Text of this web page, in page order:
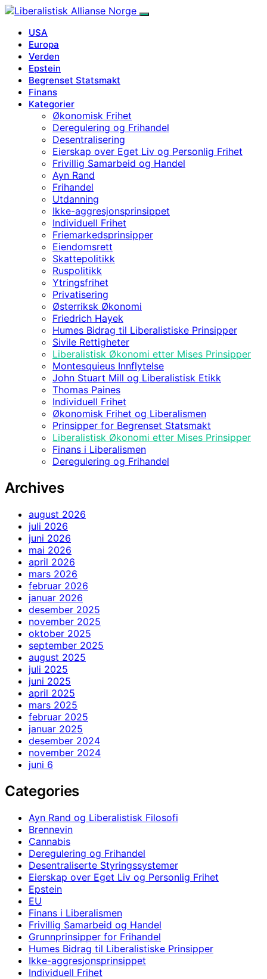
USA
Europa
Verden
Epstein
Begrenset Statsmakt
Finans
Kategorier
Økonomisk Frihet
Deregulering og Frihandel
Desentralisering
Eierskap over Eget Liv og Personlig Frihet
Frivillig Samarbeid og Handel
Ayn Rand
Frihandel
Utdanning
Ikke-aggresjonsprinsippet
Individuell Frihet
Friemarkedsprinsipper
Eiendomsrett
Skattepolitikk
Ruspolitikk
Ytringsfrihet
Privatisering
Østerriksk Økonomi
Friedrich Hayek
Humes Bidrag til Liberalistiske Prinsipper
Sivile Rettigheter
Liberalistisk Økonomi etter Mises Prinsipper
Montesquieus Innflytelse
John Stuart Mill og Liberalistisk Etikk
Thomas Paines
Individuell Frihet
Økonomisk Frihet og Liberalismen
Prinsipper for Begrenset Statsmakt
Liberalistisk Økonomi etter Mises Prinsipper
Finans i Liberalismen
Deregulering og Frihandel
Archives
august 2026
juli 2026
juni 2026
mai 2026
april 2026
mars 2026
februar 2026
januar 2026
desember 2025
november 2025
oktober 2025
september 2025
august 2025
juli 2025
juni 2025
april 2025
mars 2025
februar 2025
januar 2025
desember 2024
november 2024
juni 6
Categories
Ayn Rand og Liberalistisk Filosofi
Brennevin
Cannabis
Deregulering og Frihandel
Desentraliserte Styringssystemer
Eierskap over Eget Liv og Personlig Frihet
Epstein
EU
Finans i Liberalismen
Frivillig Samarbeid og Handel
Grunnprinsipper for Frihandel
Humes Bidrag til Liberalistiske Prinsipper
Ikke-aggresjonsprinsippet
Individuell Frihet